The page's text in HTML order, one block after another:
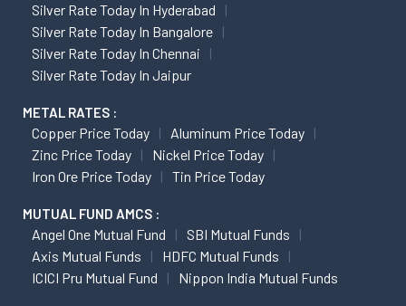
Silver Rate Today In Hyderabad
Silver Rate Today In Bangalore
Silver Rate Today In Chennai
Silver Rate Today In Jaipur
METAL RATES :
Copper Price Today
Aluminum Price Today
Zinc Price Today
Nickel Price Today
Iron Ore Price Today
Tin Price Today
MUTUAL FUND AMCS :
Angel One Mutual Fund
SBI Mutual Funds
Axis Mutual Funds
HDFC Mutual Funds
ICICI Pru Mutual Fund
Nippon India Mutual Funds